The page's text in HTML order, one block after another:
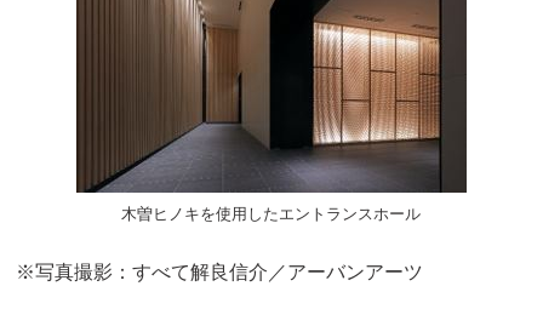
木曽ヒノキを使用したエントランスホール
※写真撮影：すべて解良信介／アーバンアーツ